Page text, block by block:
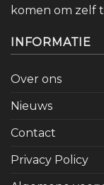
komen om zelf
INFORMATIE
Over ons
Nieuws
Contact
Privacy Policy